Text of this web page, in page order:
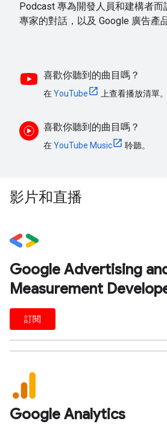
Podcast 專為開發人員和建構者而
專家的對話，以及 Google 廣告產
喜歡你聽到的曲目嗎？
在YouTube 上查看播放清單。
喜歡你聽到的曲目嗎？
在YouTube Music 聆聽。
影片和直播
Google Advertising
Measurement
訂閱
Google Analytics